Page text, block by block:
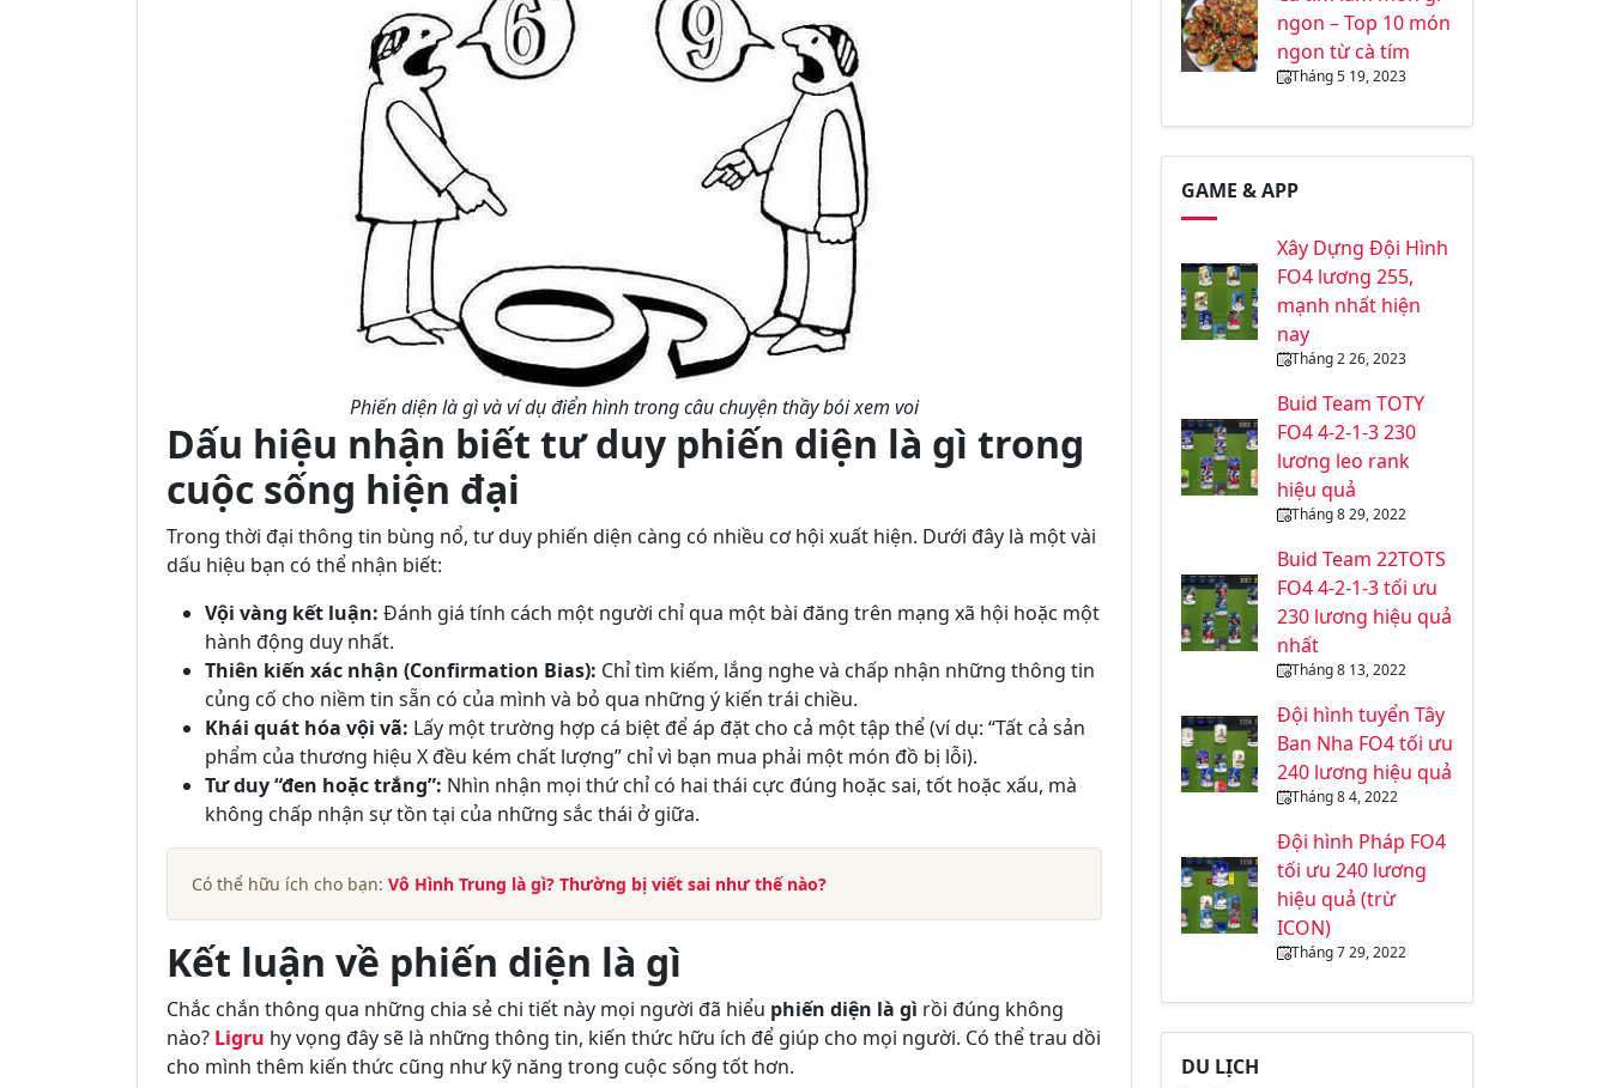
Phiến diện là gì và ví dụ điển hình trong câu chuyện thầy bói xem voi
Dấu hiệu nhận biết tư duy phiến diện là gì trong
cuộc sống hiện đại
Trong thời đại thông tin bùng nổ, tư duy phiến diện càng có nhiều cơ hội xuất hiện. Dưới đây là một vài
dấu hiệu bạn có thể nhận biết:
Vội vàng kết luận: Đánh giá tính cách một người chỉ qua một bài đăng trên mạng xã hội hoặc một
hành động duy nhất.
Thiên kiến xác nhận (Confirmation Bias): Chỉ tìm kiếm, lắng nghe và chấp nhận những thông tin
củng cố cho niềm tin sẵn có của mình và bỏ qua những ý kiến trái chiều.
Khái quát hóa vội vã: Lấy một trường hợp cá biệt để áp đặt cho cả một tập thể (ví dụ: “Tất cả sản
phẩm của thương hiệu X đều kém chất lượng” chỉ vì bạn mua phải một món đồ bị lỗi).
Tư duy “đen hoặc trắng”: Nhìn nhận mọi thứ chỉ có hai thái cực đúng hoặc sai, tốt hoặc xấu, mà
không chấp nhận sự tồn tại của những sắc thái ở giữa.
Có thể hữu ích cho bạn: Vô Hình Trung là gì? Thường bị viết sai như thế nào?
Kết luận về phiến diện là gì
Chắc chắn thông qua những chia sẻ chi tiết này mọi người đã hiểu phiến diện là gì rồi đúng không
nào? Ligru hy vọng đây sẽ là những thông tin, kiến thức hữu ích để giúp cho mọi người. Có thể trau dồi
cho mình thêm kiến thức cũng như kỹ năng trong cuộc sống tốt hơn.
ngon – Top 10 món
ngon từ cà tím
Tháng 5 19, 2023
GAME & APP
Xây Dựng Đội Hình
FO4 lương 255,
mạnh nhất hiện
nay
Tháng 2 26, 2023
Buid Team TOTY
FO4 4-2-1-3 230
lương leo rank
hiệu quả
Tháng 8 29, 2022
Buid Team 22TOTS
FO4 4-2-1-3 tối ưu
230 lương hiệu quả
nhất
Tháng 8 13, 2022
Đội hình tuyển Tây
Ban Nha FO4 tối ưu
240 lương hiệu quả
Tháng 8 4, 2022
Đội hình Pháp FO4
tối ưu 240 lương
hiệu quả (trừ
ICON)
Tháng 7 29, 2022
DU LỊCH